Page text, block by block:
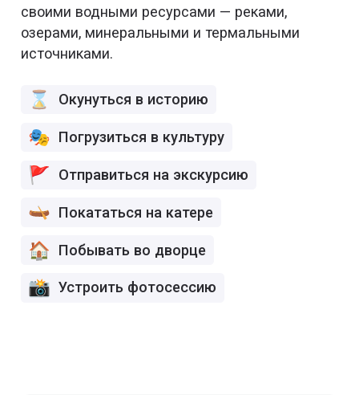
своими водными ресурсами — реками,
озерами, минеральными и термальными
источниками.
Окунуться в историю
Погрузиться в культуру
Отправиться на экскурсию
Покататься на катере
Побывать во дворце
Устроить фотосессию